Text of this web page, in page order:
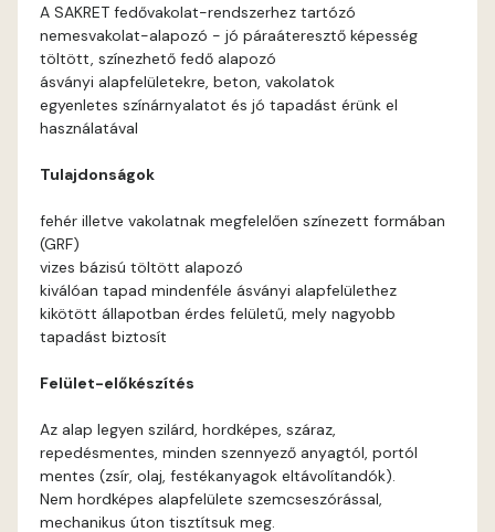
Arsenic D
Arsenic E
Blood-orange E
Bone D
A SAKRET fedővakolat-rendszerhez tartózó
nemesvakolat-alapozó - jó páraáteresztő képesség
töltött, színezhető fedő alapozó
ásványi alapfelületekre, beton, vakolatok
egyenletes színárnyalatot és jó tapadást érünk el
használatával
Tulajdonságok
fehér illetve vakolatnak megfelelően színezett formában
(GRF)
vizes bázisú töltött alapozó
kiválóan tapad mindenféle ásványi alapfelülethez
kikötött állapotban érdes felületű, mely nagyobb
tapadást biztosít
Felület-előkészítés
Az alap legyen szilárd, hordképes, száraz,
repedésmentes, minden szennyező anyagtól, portól
mentes (zsír, olaj, festékanyagok eltávolítandók).
Nem hordképes alapfelülete szemcseszórással,
mechanikus úton tisztítsuk meg.